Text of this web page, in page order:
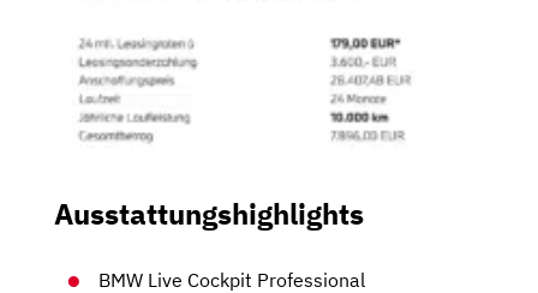
Ausstattungshighlights
BMW Live Cockpit Professional